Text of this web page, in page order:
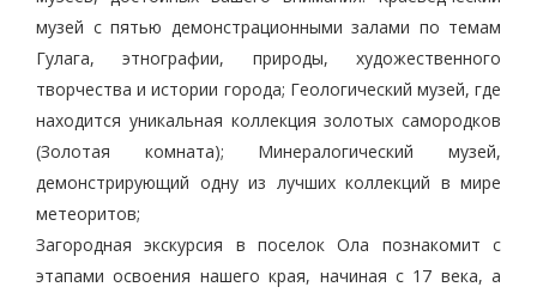
музей с пятью демонстрационными залами по темам
Гулага, этнографии, природы, художественного
творчества и истории города; Геологический музей, где
находится уникальная коллекция золотых самородков
(Золотая комната); Минералогический музей,
демонстрирующий одну из лучших коллекций в мире
метеоритов;
Загородная экскурсия в поселок Ола познакомит с
этапами освоения нашего края, начиная с 17 века, а